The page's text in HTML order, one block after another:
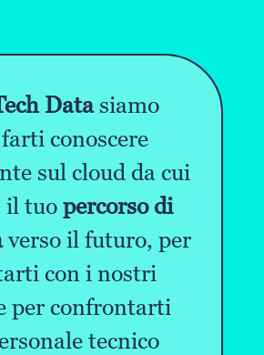
Datasiamo
conoscere
sul cloud da cui
il tuo percorso di
verso il futuro, per
con i nostri
per confrontarti
tecnico